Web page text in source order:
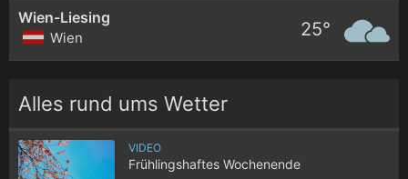
Wien-Liesing
Wien 25°
Alles rund ums Wetter
VIDEO
Frühlingshaftes Wochenende